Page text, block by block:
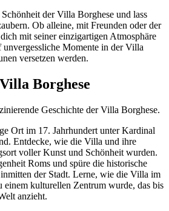
der Villa Borghese und lass
Ob alleine, mit Freunden oder der
mit seiner einzigartigen Atmosphäre
unvergessliche Momente in der Villa
versetzen werden.
Borghese
Geschichte der Villa Borghese.
Ort im 17. Jahrhundert unter Kardinal
Entdecke, wie die Villa und ihre
voller Kunst und Schönheit wurden.
Roms und spüre die historische
der Stadt. Lerne, wie die Villa im
einem kulturellen Zentrum wurde, das bis
anzieht.